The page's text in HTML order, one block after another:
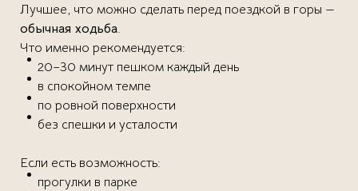
Лучшее, что можно сделать перед поездкой в горы —
обычная ходьба.
Что именно рекомендуется:
20–30 минут пешком каждый день
в спокойном темпе
по ровной поверхности
без спешки и усталости
Если есть возможность:
прогулки в парке